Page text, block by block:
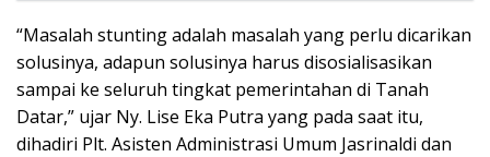
“Masalah stunting adalah masalah yang perlu dicarikan
solusinya, adapun solusinya harus disosialisasikan
sampai ke seluruh tingkat pemerintahan di Tanah
Datar,” ujar Ny. Lise Eka Putra yang pada saat itu,
dihadiri Plt. Asisten Administrasi Umum Jasrinaldi dan